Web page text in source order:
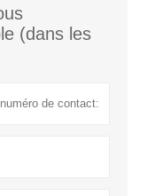
(dans les